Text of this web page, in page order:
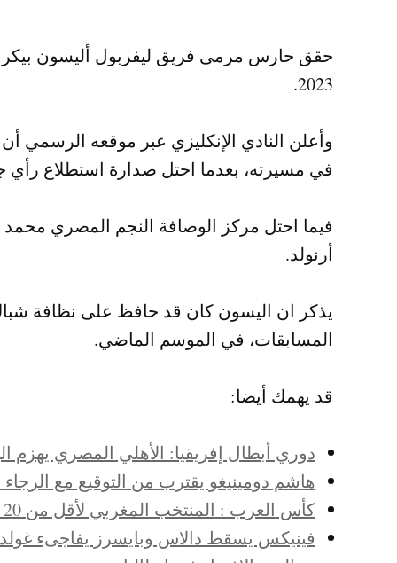
2023.
وأعلن النادي الإنكليزي عبر موقعه الرسمي
في مسيرته، بعدما احتل صدارة استطلاع رأي
فيما احتل مركز الوصافة النجم المصري
أرنولد.
المسابقات، في الموسم الماضي.
قد يهمك أيضا:
دوري أبطال إفريقيا: الأهلي المصري يهزم
هاشم دومينيغو يقترب من التوقيع مع الرجاء
كأس العرب : المنتخب المغربي لأقل من 20 سنة يتفوق على نظيره السوداني برباعية حاسمة
فينيكس يسقط دالاس وبايسرز يفاجىء